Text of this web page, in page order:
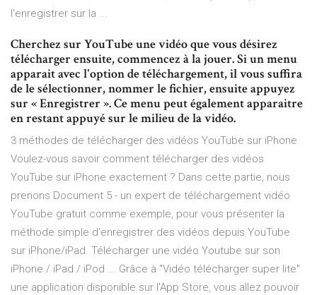
l'enregistrer sur la ...
Cherchez sur YouTube une vidéo que vous désirez
télécharger ensuite, commencez à la jouer. Si un menu
apparait avec l'option de téléchargement, il vous suffira
de le sélectionner, nommer le fichier, ensuite appuyez
sur « Enregistrer ». Ce menu peut également apparaitre
en restant appuyé sur le milieu de la vidéo.
3 méthodes de télécharger des vidéos YouTube sur iPhone
Voulez-vous savoir comment télécharger des vidéos
YouTube sur iPhone exactement ? Dans cette partie, nous
prenons Document 5 - un expert de téléchargement vidéo
YouTube gratuit comme exemple, pour vous présenter la
méthode simple d'enregistrer des vidéos depuis YouTube
sur iPhone/iPad. Télécharger une vidéo Youtube sur son
iPhone / iPad / iPod ... Grâce à "Vidéo télécharger super lite"
une application disponible sur l'App Store, vous allez pouvoir